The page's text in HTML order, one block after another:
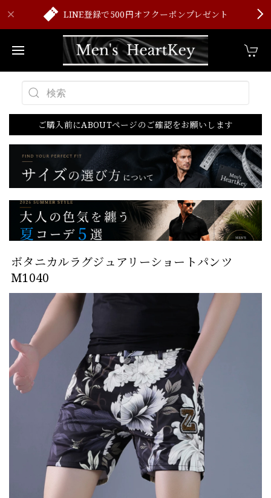
LINE登録で500円オフクーポンプレゼント
ご購入前にABOUTページのご確認をお願いします
ボタニカルラグジュアリーショートパンツ
M1040